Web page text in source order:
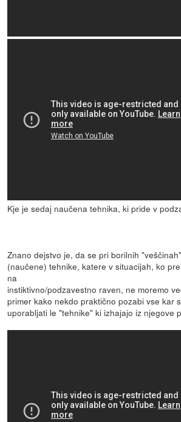
Kje je sedaj naučena tehnika, ki pride v
Znano dejstvo je, da se pri borilnih
(naučene) tehnike, katere v situacijah, ko
na
instiktivno/podzavestno raven, ne moremo
primer kako nekdo praktično pozabi vse kar
uporabljati le "tehnike" ki izhajajo iz njegove